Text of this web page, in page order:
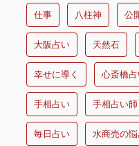
仕事 八柱神 公
大阪占い 天然石
幸せに導く 心斎橋
手相占い 手相占い師
毎日占い 水商売の